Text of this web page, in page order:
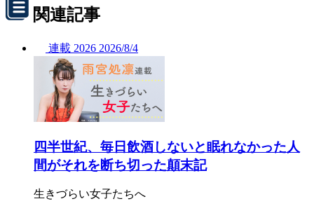
関連記事
連載 2026 2026/8/4
四半世紀、毎日飲酒しないと眠れなかった人
間がそれを断ち切った顛末記
生きづらい女子たちへ